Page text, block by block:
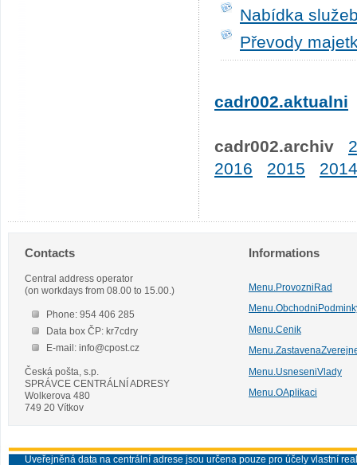
Nabídka
Převody
cadr002.aktualni
cadr002.archiv
2016
2015 2014
Contacts
Central address operator
(on workdays from 08.00 to 15.00.)
Phone: 954 406 285
Data box ČP: kr7cdry
E-mail: info@cpost.cz
Česká pošta, s.p.
SPRÁVCE CENTRÁLNÍ ADRESY
Wolkerova 480
749 20 Vítkov
Informations
Menu.ProvozniRad
Menu.Cenik
Menu.UsneseniVlady
Menu.OAplikaci
Uveřejněná data na centrální adrese jsou určena pouze pro účely vlastní